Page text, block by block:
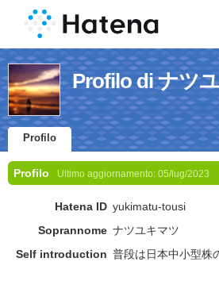
Profilo di ナツ
Profilo
Profilo Ultimo aggiornamento: 05/lug/2023
Hatena ID yukimatu-tousi
Soprannome ナツユキマツ
Self introduction 普段は日本中小型株